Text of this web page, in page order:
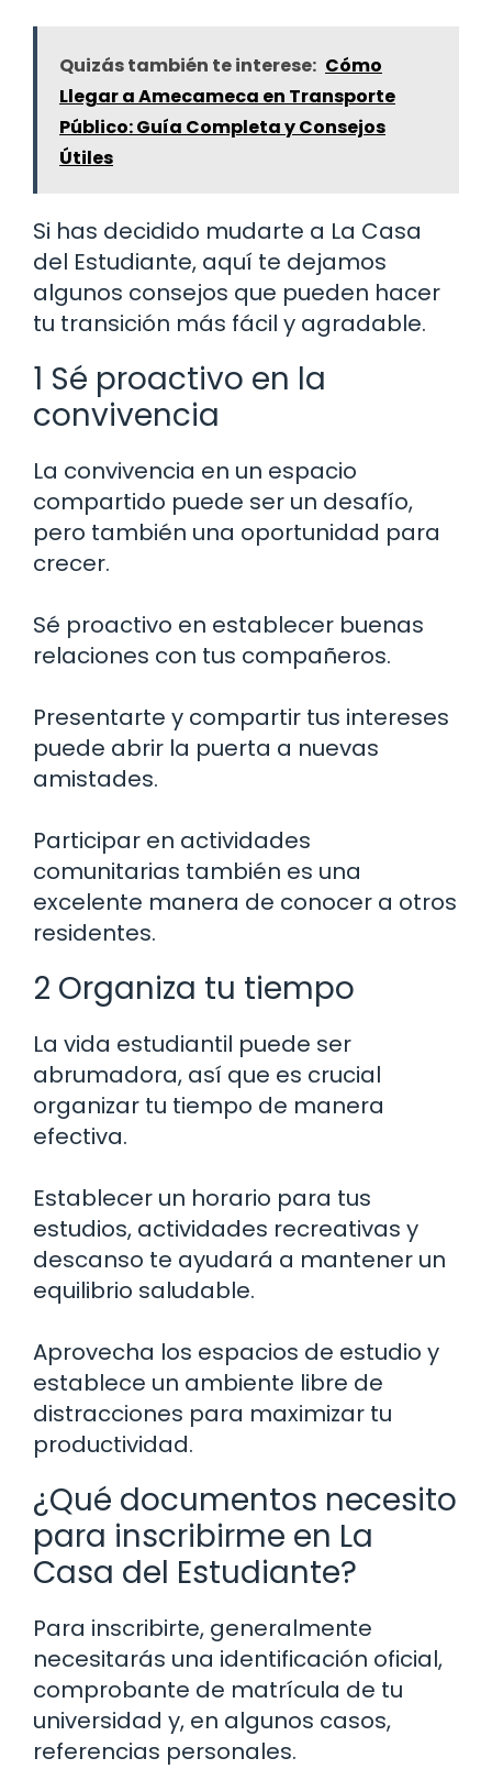
Quizás también te interese: Cómo
Llegar a Amecameca en Transporte
Público: Guía Completa y Consejos
Útiles
Si has decidido mudarte a La Casa
del Estudiante, aquí te dejamos
algunos consejos que pueden hacer
tu transición más fácil y agradable.
1 Sé proactivo en la
convivencia
La convivencia en un espacio
compartido puede ser un desafío,
pero también una oportunidad para
crecer.
Sé proactivo en establecer buenas
relaciones con tus compañeros.
Presentarte y compartir tus intereses
puede abrir la puerta a nuevas
amistades.
Participar en actividades
comunitarias también es una
excelente manera de conocer a otros
residentes.
2 Organiza tu tiempo
La vida estudiantil puede ser
abrumadora, así que es crucial
organizar tu tiempo de manera
efectiva.
Establecer un horario para tus
estudios, actividades recreativas y
descanso te ayudará a mantener un
equilibrio saludable.
Aprovecha los espacios de estudio y
establece un ambiente libre de
distracciones para maximizar tu
productividad.
¿Qué documentos necesito
para inscribirme en La
Casa del Estudiante?
Para inscribirte, generalmente
necesitarás una identificación oficial,
comprobante de matrícula de tu
universidad y, en algunos casos,
referencias personales.